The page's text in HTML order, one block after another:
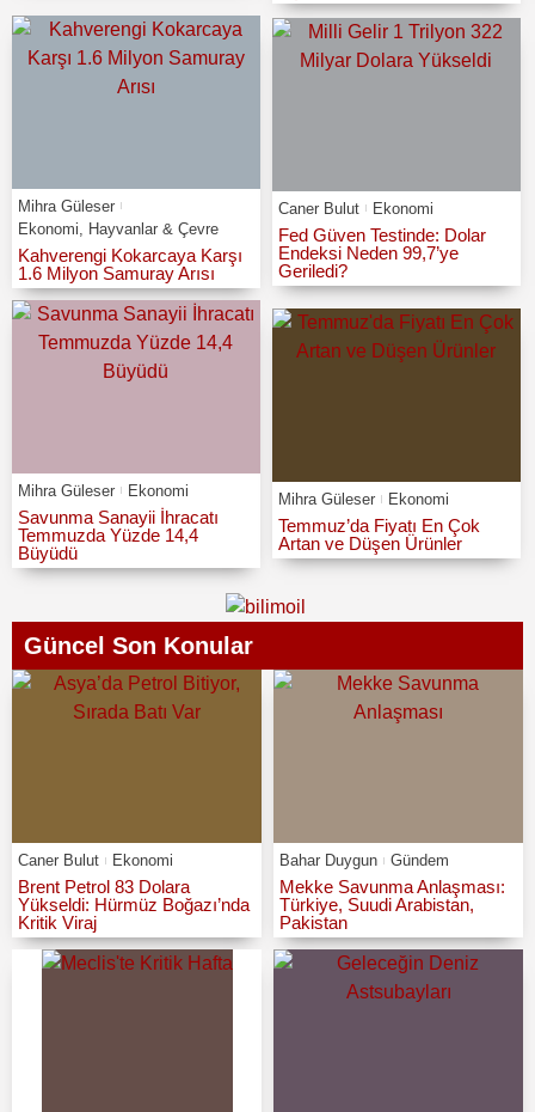
Mihra Güleser
Ekonomi
Hayvanlar & Çevre
Kahverengi Kokarcaya Karşı
1.6 Milyon Samuray Arısı
Caner Bulut Ekonomi
Fed Güven Testinde: Dolar
Endeksi Neden 99,7’ye
Geriledi?
Mihra Güleser Ekonomi
Savunma Sanayii İhracatı
Temmuzda Yüzde 14,4
Büyüdü
Mihra Güleser Ekonomi
Temmuz’da Fiyatı En Çok
Artan ve Düşen Ürünler
Güncel Son Konular
Caner Bulut Ekonomi
Brent Petrol 83 Dolara
Yükseldi: Hürmüz Boğazı’nda
Kritik Viraj
Bahar Duygun Gündem
Mekke Savunma Anlaşması:
Türkiye, Suudi Arabistan,
Pakistan